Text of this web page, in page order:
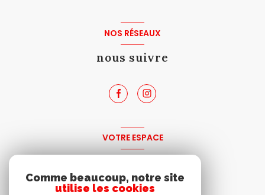
NOS RÉSEAUX
nous suivre
VOTRE ESPACE
Comme beaucoup, notre site
utilise les cookies